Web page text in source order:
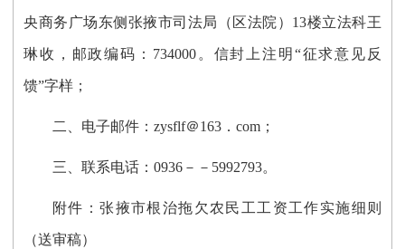
央商务广场东侧张掖市司法局（区法院） 13楼立法科王
琳收，邮政编码： 734000。信封上注明“征求意见反
馈”字样；
二、电子邮件：zysflf＠163．com ；
三、联系电话：0936－－5992793。
附件 ：张掖市根治拖欠农民工工资工作实施细则
（送审稿）